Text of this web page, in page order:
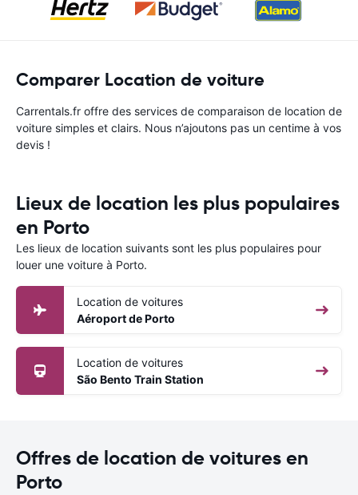
Comparer Location de voiture
Carrentals.fr offre des services de comparaison de location de
voiture simples et clairs. Nous n’ajoutons pas un centime à vos
devis !
Lieux de location les plus populaires
en Porto
Les lieux de location suivants sont les plus populaires pour
louer une voiture à Porto.
Location de voitures
Aéroport de Porto
Location de voitures
São Bento Train Station
Offres de location de voitures en
Porto